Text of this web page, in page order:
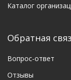
Каталог
Обратная
Вопрос-ответ
Отзывы